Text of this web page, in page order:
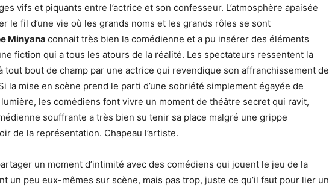
vifs et piquants entre l’actrice et son confesseur. L’atmosphère apaisée
le fil d’une vie où les grands noms et les grands rôles se sont
Minyana connait très bien la comédienne et a pu insérer des éléments
fiction qui a tous les atours de la réalité. Les spectateurs ressentent la
tout bout de champ par une actrice qui revendique son affranchissement de
la mise en scène prend le parti d’une sobriété simplement égayée de
les comédiens font vivre un moment de théâtre secret qui ravit,
souffrante a très bien su tenir sa place malgré une grippe
de la représentation. Chapeau l’artiste.
un moment d’intimité avec des comédiens qui jouent le jeu de la
un peu eux-mêmes sur scène, mais pas trop, juste ce qu’il faut pour lier un